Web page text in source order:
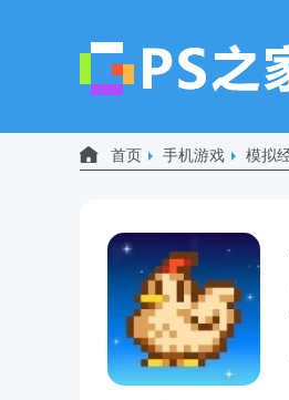
首页 手机游戏 模拟